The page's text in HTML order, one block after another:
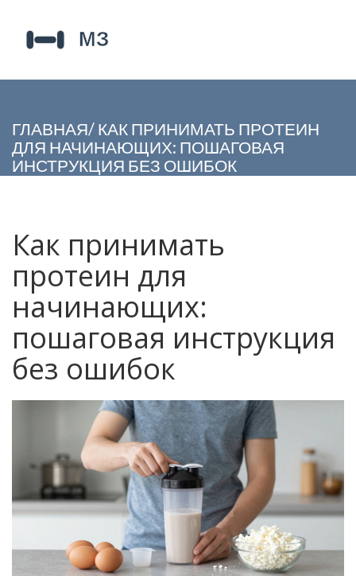
ГЛАВНАЯ/ КАК ПРИНИМАТЬ ПРОТЕИН
ДЛЯ НАЧИНАЮЩИХ: ПОШАГОВАЯ
ИНСТРУКЦИЯ БЕЗ ОШИБОК
Как принимать
протеин для
начинающих:
пошаговая инструкция
без ошибок